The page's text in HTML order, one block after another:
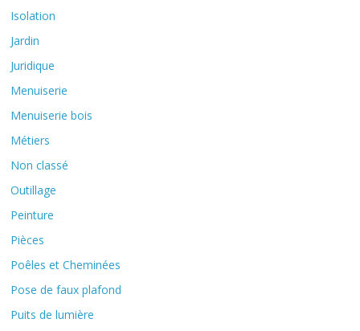
Isolation
Jardin
Juridique
Menuiserie
Menuiserie bois
Métiers
Non classé
Outillage
Peinture
Pièces
Poêles et Cheminées
Pose de faux plafond
Puits de lumière